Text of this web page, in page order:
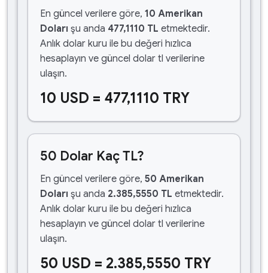
En güncel verilere göre, 10 Amerikan
Doları şu anda 477,1110 TL etmektedir.
Anlık dolar kuru ile bu değeri hızlıca
hesaplayın ve güncel dolar tl verilerine
ulaşın.
10 USD = 477,1110 TRY
50 Dolar Kaç TL?
En güncel verilere göre, 50 Amerikan
Doları şu anda 2.385,5550 TL etmektedir.
Anlık dolar kuru ile bu değeri hızlıca
hesaplayın ve güncel dolar tl verilerine
ulaşın.
50 USD = 2.385,5550 TRY